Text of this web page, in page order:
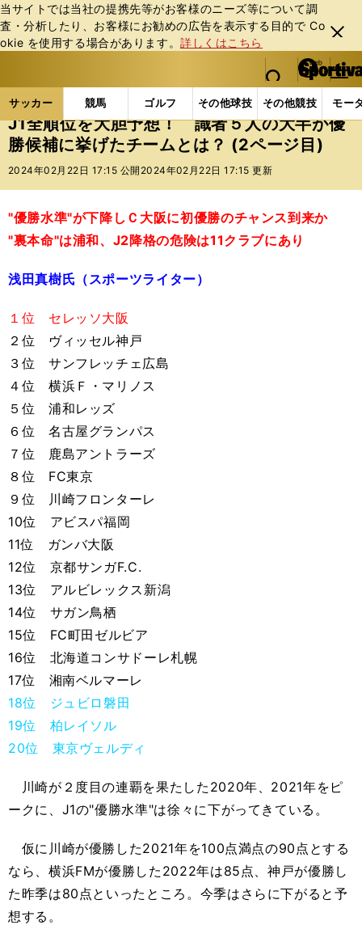
当サイトでは当社の提携先等がお客様のニーズ等について調
査・分析したり、お客様にお勧めの広告を表⽰する⽬的で Co
okie を使⽤する場合があります。詳しくはこちら
閉じ
る
web Sportiva (webスポルティーバ)
検索
マイペ
ー
ジ
メニュ
サッカー 競馬 ゴルフ その他球技 その他競技 モー
ス
ポ
ル
バ
サッカーの記事一覧 Jリーグ他 Jリーグ J1全順
J1全順位を大胆予想！ 識者５人の大半が優
勝候補に挙げたチームとは？ (2ページ目)
2024年02月22日 17:15 公開 2024年02月22日 17:15 更新
"優勝水準"が下降しＣ大阪に初優勝のチャンス到来か
"裏本命"は浦和、J2降格の危険は11クラブにあり
浅田真樹氏（スポーツライター）
１位 セレッソ大阪
２位 ヴィッセル神戸
３位 サンフレッチェ広島
４位 横浜Ｆ・マリノス
５位 浦和レッズ
６位 名古屋グランパス
７位 鹿島アントラーズ
８位 FC東京
９位 川崎フロンターレ
10位 アビスパ福岡
11位 ガンバ大阪
12位 京都サンガF.C.
13位 アルビレックス新潟
14位 サガン鳥栖
15位 FC町田ゼルビア
16位 北海道コンサドーレ札幌
17位 湘南ベルマーレ
18位 ジュビロ磐田
19位 柏レイソル
20位 東京ヴェルディ
川崎が２度目の連覇を果たした2020年、2021年をピ
ークに、J1の"優勝水準"は徐々に下がってきている。
仮に川崎が優勝した2021年を100点満点の90点とする
なら、横浜FMが優勝した2022年は85点、神戸が優勝し
た昨季は80点といったところ。今季はさらに下がると予
想する。